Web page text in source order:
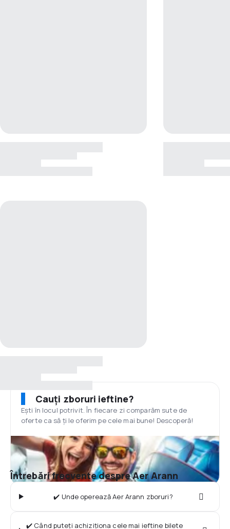
Cauți zboruri ieftine?
Ești în locul potrivit. În fiecare zi comparăm sute de
oferte ca să ți le oferim pe cele mai bune! Descoperă!
Întrebări frecvente despre Aer Arann
✔️ Unde operează Aer Arann zboruri?
✔️ Când puteți achiziționa cele mai ieftine bilete